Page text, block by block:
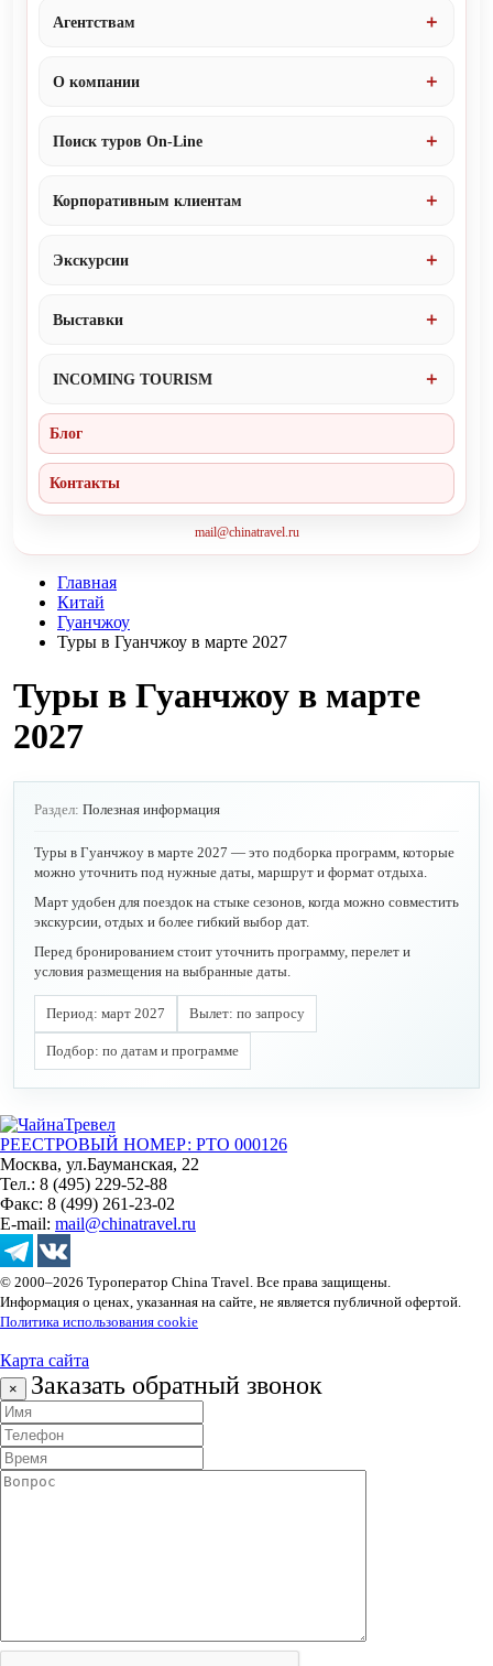
Агентствам
О компании
Поиск туров On-Line
Корпоративным клиентам
Экскурсии
Выставки
INCOMING TOURISM
Блог
Контакты
mail@chinatravel.ru
Главная
Китай
Гуанчжоу
Туры в Гуанчжоу в марте 2027
Туры в Гуанчжоу в марте
2027
Раздел: Полезная информация
Туры в Гуанчжоу в марте 2027 — это подборка программ, которые
можно уточнить под нужные даты, маршрут и формат отдыха.
Март удобен для поездок на стыке сезонов, когда можно совместить
экскурсии, отдых и более гибкий выбор дат.
Перед бронированием стоит уточнить программу, перелет и
условия размещения на выбранные даты.
Период: март 2027 Вылет: по запросу
Подбор: по датам и программе
РЕЕСТРОВЫЙ НОМЕР: РТО 000126
Москва, ул.Бауманская, 22
Тел.: 8 (495) 229-52-88
Факс: 8 (499) 261-23-02
E-mail: mail@chinatravel.ru
© 2000–2026 Туроператор China Travel. Все права защищены.
Информация о ценах, указанная на сайте, не является публичной офертой.
Политика использования cookie
Карта сайта
× Заказать обратный звонок